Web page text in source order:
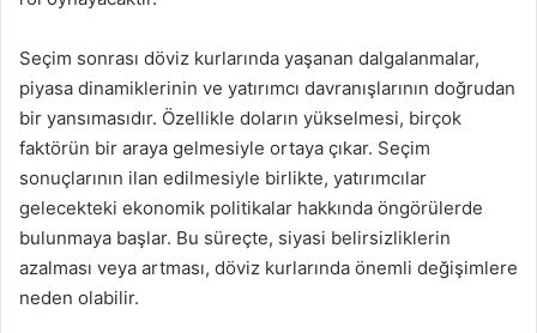
Seçim sonrası döviz kurlarında yaşanan dalgalanmalar,
piyasa dinamiklerinin ve yatırımcı davranışlarının doğrudan
bir yansımasıdır. Özellikle doların yükselmesi, birçok
faktörün bir araya gelmesiyle ortaya çıkar. Seçim
sonuçlarının ilan edilmesiyle birlikte, yatırımcılar
gelecekteki ekonomik politikalar hakkında öngörülerde
bulunmaya başlar. Bu süreçte, siyasi belirsizliklerin
azalması veya artması, döviz kurlarında önemli değişimlere
neden olabilir.